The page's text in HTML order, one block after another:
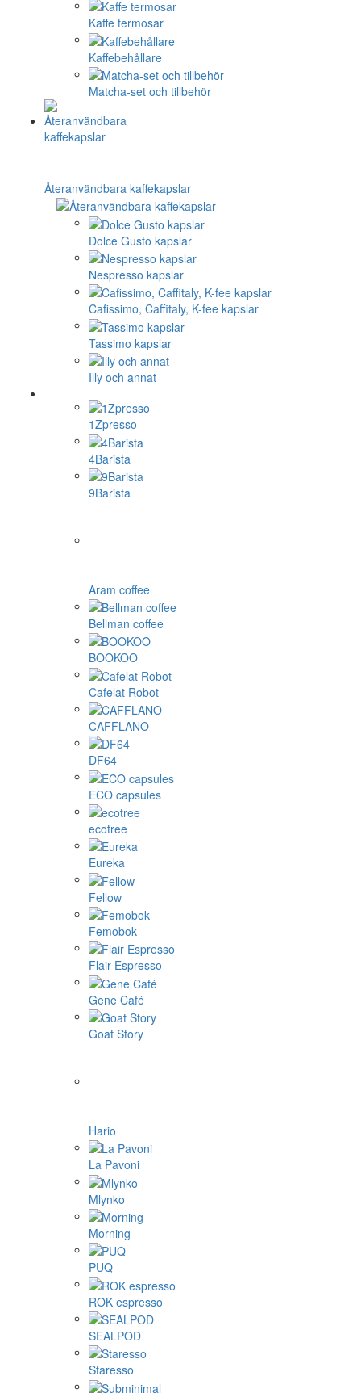
Kaffe termosar
Kaffebehållare
Matcha-set och tillbehör
Återanvändbara kaffekapslar
Dolce Gusto kapslar
Nespresso kapslar
Cafissimo, Caffitaly, K-fee kapslar
Tassimo kapslar
Illy och annat
1Zpresso
4Barista
9Barista
Aram coffee
Bellman coffee
BOOKOO
Cafelat Robot
CAFFLANO
DF64
ECO capsules
ecotree
Eureka
Fellow
Femobok
Flair Espresso
Gene Café
Goat Story
Hario
La Pavoni
Mlynko
Morning
PUQ
ROK espresso
SEALPOD
Staresso